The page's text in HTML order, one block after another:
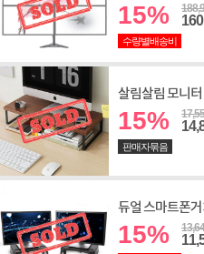
15%
수량별배송비
살림살림 모니
15%
판매자묶음
듀얼 스마트폰
15%